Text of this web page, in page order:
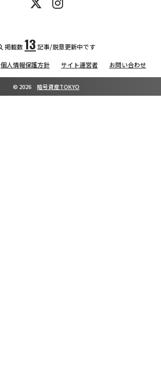
掲載数13 記事/鋭意更新中です
個人情報保護方針 サイト運営者 お問い合わせ
© 2026 暗号資産TOKYO